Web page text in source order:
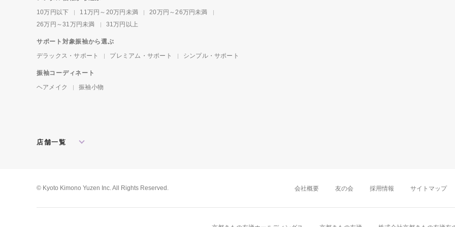
10万円以下
11万円～20万円未満
20万円～26万円未満
26万円～31万円未満
31万円以上
サポート対象振袖から選ぶ
デラックス・サポート
プレミアム・サポート シンプル・サポート
振袖コーディネート
ヘアメイク
振袖小物
店舗一覧
松戸店
東京本館 新宿店
八王子店
近畿
大阪難波店 京
岡山店 広島店
© Kyoto Kimono Yuzen Inc. All Rights Reserved. 会社概要 友の会 採用情報 サイトマップ